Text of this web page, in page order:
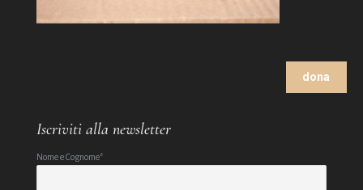
dona
Iscriviti alla newsletter
Nome e Cognome*